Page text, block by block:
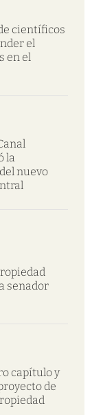
científicos
el
en el
la
nuevo
senador
capítulo y
de